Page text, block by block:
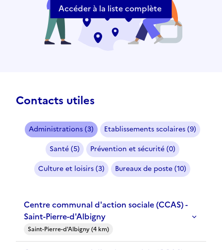
Accéder à la liste complète
Contacts utiles
Administrations (3)
Etablissements scolaires (9)
Santé (5)
Prévention et sécurité (0)
Culture et loisirs (3)
Bureaux de poste (10)
Centre communal d'action sociale (CCAS) -
Saint-Pierre-d'Albigny
Saint-Pierre-d'Albigny (4 km)